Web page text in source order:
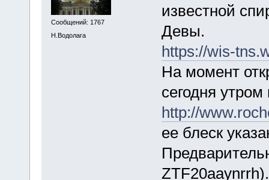
Сообщений: 1767
Н.Водолага
известной
Девы.
https://wis-
На момент
сегодня утром
http://
ее блеск
ZTF20aaynrrh).